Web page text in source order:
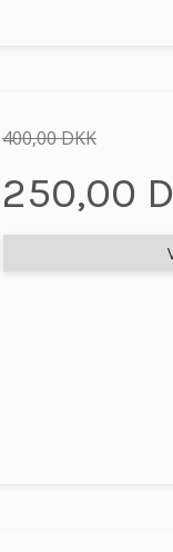
400,00 DKK
250,00